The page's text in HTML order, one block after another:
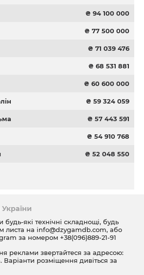
₴ 94 100 000
₴ 77 500 000
₴ 71 039 476
₴ 68 531 881
₴ 60 600 000
₴ 59 324 059
₴ 57 443 591
₴ 54 910 768
₴ 52 048 550
які технічні складнощі, будь
листа на info@dzygamdb.com, або
за номером +38(096)889-21-91
реклами звертайтеся за адресою:
. Варіанти розміщення дивіться за